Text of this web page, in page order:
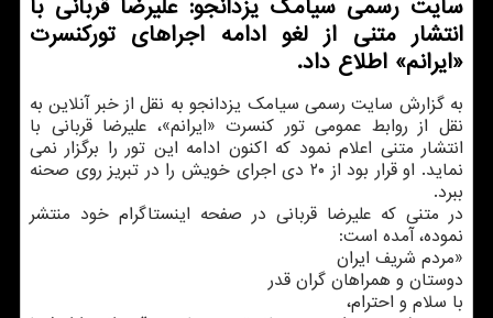
سایت رسمی سیامک یزدانجو: علیرضا قربانی با
انتشار متنی از لغو ادامه اجراهای تورکنسرت
«ایرانم» اطلاع داد.
به گزارش سایت رسمی سیامک یزدانجو به نقل از خبر آنلاین به
نقل از روابط عمومی تور کنسرت «ایرانم»، علیرضا قربانی با
انتشار متنی اعلام نمود که اکنون ادامه این تور را برگزار نمی
نماید. او قرار بود از ۲۰ دی اجرای خویش را در تبریز روی صحنه
ببرد.
در متنی که علیرضا قربانی در صفحه اینستاگرام خود منتشر
نموده، آمده است:
«مردم شریف ایران
دوستان و همراهان گران قدر
با سلام و احترام،